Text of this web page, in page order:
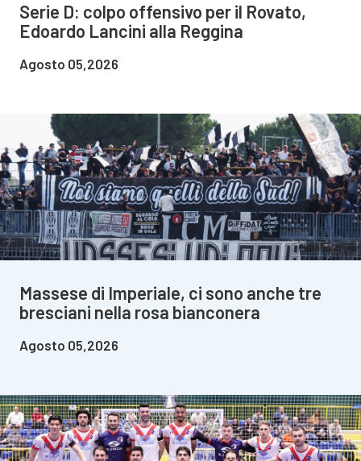
Serie D: colpo offensivo per il Rovato,
Edoardo Lancini alla Reggina
Agosto 05,2026
Massese di Imperiale, ci sono anche tre
bresciani nella rosa bianconera
Agosto 05,2026